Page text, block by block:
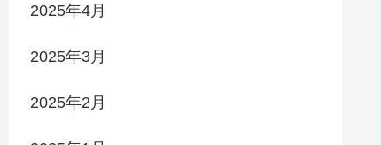
2025年4月
2025年3月
2025年2月